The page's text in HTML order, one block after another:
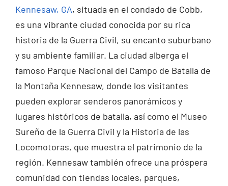
Kennesaw, GA, situada en el condado de Cobb,
es una vibrante ciudad conocida por su rica
historia de la Guerra Civil, su encanto suburbano
y su ambiente familiar. La ciudad alberga el
famoso Parque Nacional del Campo de Batalla de
la Montaña Kennesaw, donde los visitantes
pueden explorar senderos panorámicos y
lugares históricos de batalla, así como el Museo
Sureño de la Guerra Civil y la Historia de las
Locomotoras, que muestra el patrimonio de la
región. Kennesaw también ofrece una próspera
comunidad con tiendas locales, parques,